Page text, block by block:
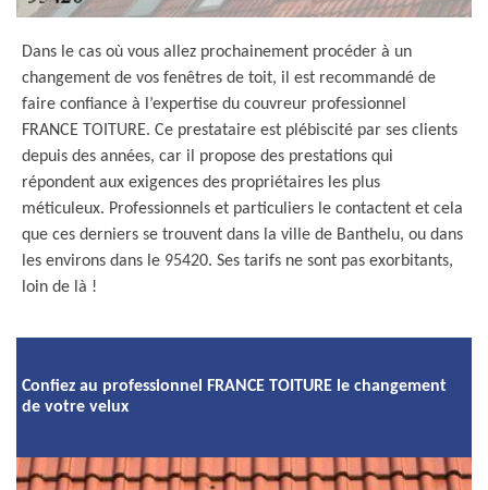
Dans le cas où vous allez prochainement procéder à un
changement de vos fenêtres de toit, il est recommandé de
faire confiance à l’expertise du couvreur professionnel
FRANCE TOITURE. Ce prestataire est plébiscité par ses clients
depuis des années, car il propose des prestations qui
répondent aux exigences des propriétaires les plus
méticuleux. Professionnels et particuliers le contactent et cela
que ces derniers se trouvent dans la ville de Banthelu, ou dans
les environs dans le 95420. Ses tarifs ne sont pas exorbitants,
loin de là !
Confiez au professionnel FRANCE TOITURE le changement
de votre velux